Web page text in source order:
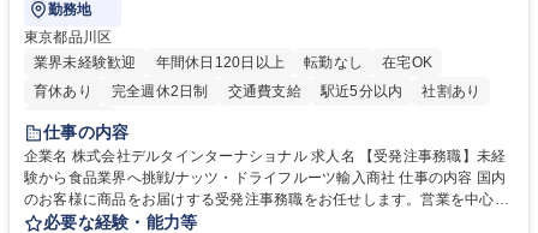
勤務地
東京都品川区
業界未経験歓迎
年間休日120日以上 転勤なし
在宅OK
育休あり
完全週休2日制 交通費支給 駅近5分以内
社割あり
土日祝休み
仕事の内容
企業名 株式会社デルタインターナショナル 求人名 【受発注事務職】未経
験から食品業界へ挑戦/ナッツ・ドライフルーツ輸入商社 仕事の内容 国内
のお客様に商品をお届けする受発注事務職をお任せします。営業を中心に
仕入れ・貿易・顧客など幅広い方とコミュニケーションをとりながら業務
必要な経験・能力等